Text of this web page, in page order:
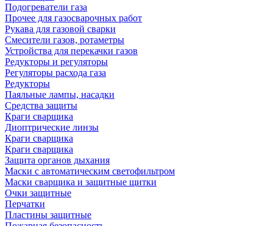
Подогреватели газа
Прочее для газосварочных работ
Рукава для газовой сварки
Смесители газов, ротаметры
Устройства для перекачки газов
Редукторы и регуляторы
Регуляторы расхода газа
Редукторы
Паяльные лампы, насадки
Средства защиты
Краги сварщика
Диоптрические линзы
Краги сварщика
Краги сварщика
Защита органов дыхания
Маски с автоматическим светофильтром
Маски сварщика и защитные щитки
Очки защитные
Перчатки
Пластины защитные